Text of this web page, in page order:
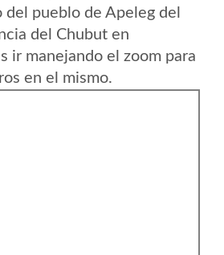
del pueblo de Apeleg del
del Chubut en
ir manejando el zoom para
en el mismo.